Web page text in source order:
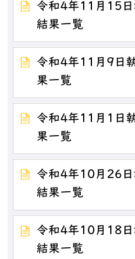
令和4年11月15日
結果一覧
令和4年11月9日
果一覧
令和4年11月1日
果一覧
令和4年10月26日
結果一覧
令和4年10月18日
結果一覧